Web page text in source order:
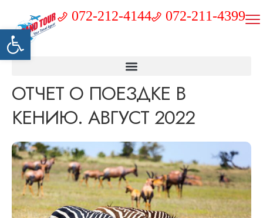
Открыть панель инструментов
072-212-4144 072-211-4399
ОТЧЕТ О ПОЕЗДКЕ В
КЕНИЮ. АВГУСТ 2022